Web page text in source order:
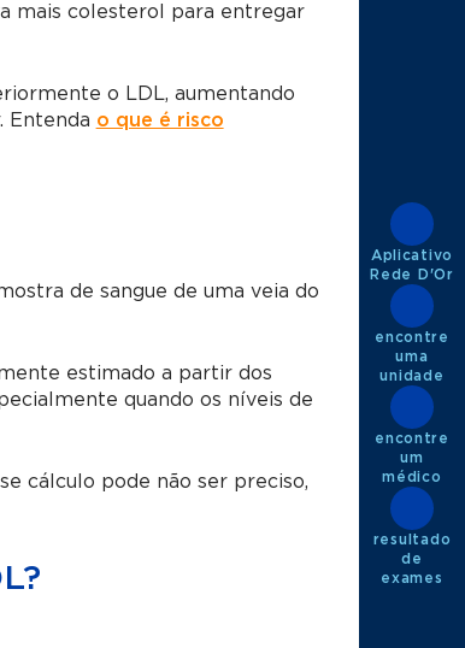
mais colesterol para entregar
o LDL, aumentando
Entenda o que é risco
de sangue de uma veia do
estimado a partir dos
quando os níveis de
cálculo pode não ser preciso,
Aplicativo
Rede D'Or
encontre
uma
unidade
encontre
um
médico
resultado
de
exames